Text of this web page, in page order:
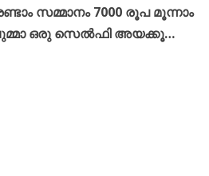
സമ്മാനം 7000 രൂപ മൂന്നാം
ഒരു സെൽഫി അയക്കൂ…